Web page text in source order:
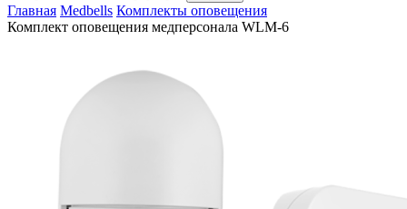
Главная Medbells Комплекты оповещения
Комплект оповещения медперсонала WLM-6